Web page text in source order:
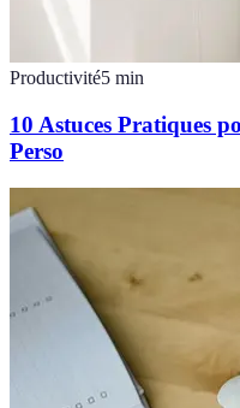
Productivité5 min
10 Astuces Pratiques
Perso